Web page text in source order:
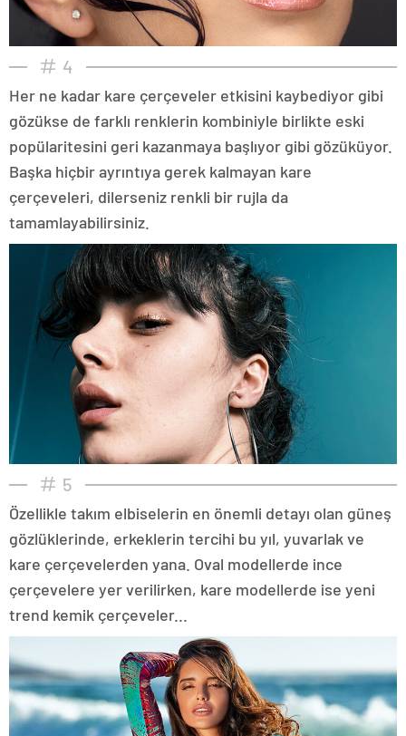
4
Her ne kadar kare çerçeveler etkisini kaybediyor gibi
gözükse de farklı renklerin kombiniyle birlikte eski
popülaritesini geri kazanmaya başlıyor gibi gözüküyor.
Başka hiçbir ayrıntıya gerek kalmayan kare
çerçeveleri, dilerseniz renkli bir rujla da
tamamlayabilirsiniz.
5
Özellikle takım elbiselerin en önemli detayı olan güneş
gözlüklerinde, erkeklerin tercihi bu yıl, yuvarlak ve
kare çerçevelerden yana. Oval modellerde ince
çerçevelere yer verilirken, kare modellerde ise yeni
trend kemik çerçeveler...